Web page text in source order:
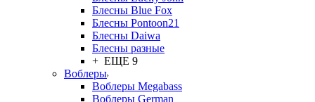
Блесны Blue Fox
Блесны Pontoon21
Блесны Daiwa
Блесны разные
+ ЕЩЕ 9
Воблеры
Воблеры Megabass
Воблеры German